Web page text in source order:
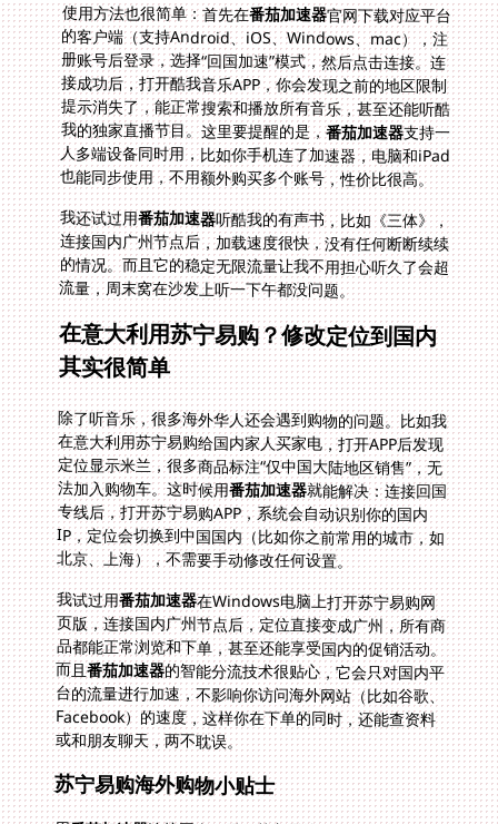
使用方法也很简单：首先在番茄加速器官网下载对应平台
的客户端（支持Android、iOS、Windows、mac），注
册账号后登录，选择“回国加速”模式，然后点击连接。连
接成功后，打开酷我音乐APP，你会发现之前的地区限制
提示消失了，能正常搜索和播放所有音乐，甚至还能听酷
我的独家直播节目。这里要提醒的是，番茄加速器支持一
人多端设备同时用，比如你手机连了加速器，电脑和iPad
也能同步使用，不用额外购买多个账号，性价比很高。
我还试过用番茄加速器听酷我的有声书，比如《三体》，
连接国内广州节点后，加载速度很快，没有任何断断续续
的情况。而且它的稳定无限流量让我不用担心听久了会超
流量，周末窝在沙发上听一下午都没问题。
在意大利用苏宁易购？修改定位到国内
其实很简单
除了听音乐，很多海外华人还会遇到购物的问题。比如我
在意大利用苏宁易购给国内家人买家电，打开APP后发现
定位显示米兰，很多商品标注“仅中国大陆地区销售”，无
法加入购物车。这时候用番茄加速器就能解决：连接回国
专线后，打开苏宁易购APP，系统会自动识别你的国内
IP，定位会切换到中国国内（比如你之前常用的城市，如
北京、上海），不需要手动修改任何设置。
我试过用番茄加速器在Windows电脑上打开苏宁易购网
页版，连接国内广州节点后，定位直接变成广州，所有商
品都能正常浏览和下单，甚至还能享受国内的促销活动。
而且番茄加速器的智能分流技术很贴心，它会只对国内平
台的流量进行加速，不影响你访问海外网站（比如谷歌、
Facebook）的速度，这样你在下单的同时，还能查资料
或和朋友聊天，两不耽误。
苏宁易购海外购物小贴士